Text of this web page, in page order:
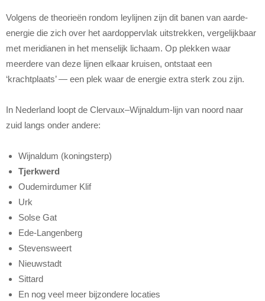
Volgens de theorieën rondom leylijnen zijn dit banen van aarde-
energie die zich over het aardoppervlak uitstrekken, vergelijkbaar
met meridianen in het menselijk lichaam. Op plekken waar
meerdere van deze lijnen elkaar kruisen, ontstaat een
‘krachtplaats’ — een plek waar de energie extra sterk zou zijn.
In Nederland loopt de Clervaux–Wijnaldum-lijn van noord naar
zuid langs onder andere:
Wijnaldum (koningsterp)
Tjerkwerd
Oudemirdumer Klif
Urk
Solse Gat
Ede-Langenberg
Stevensweert
Nieuwstadt
Sittard
En nog veel meer bijzondere locaties